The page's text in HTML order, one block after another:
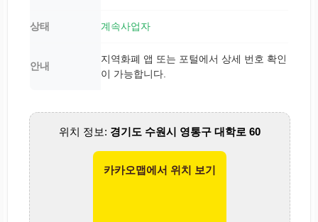
상태 계속사업자
안내
지역화폐 앱 또는 포털에서 상세 번호 확인
이 가능합니다.
위치 정보: 경기도 수원시 영통구 대학로 60
카카오맵에서 위치 보기